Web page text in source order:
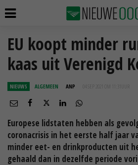
EU koopt minder
kaas uit Verenigd
NIEUWS ALGEMEEN ANP 04 SEP 2021 OM 11:31
Europese lidstaten hebben als
coronacrisis in het eerste half jaar
minder eet- en drinkproducten uit
gehaald dan in dezelfde periode